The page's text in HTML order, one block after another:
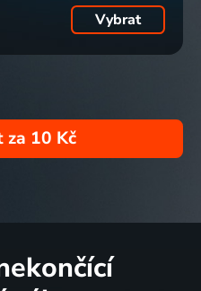
Vybrat
za 10 Kč